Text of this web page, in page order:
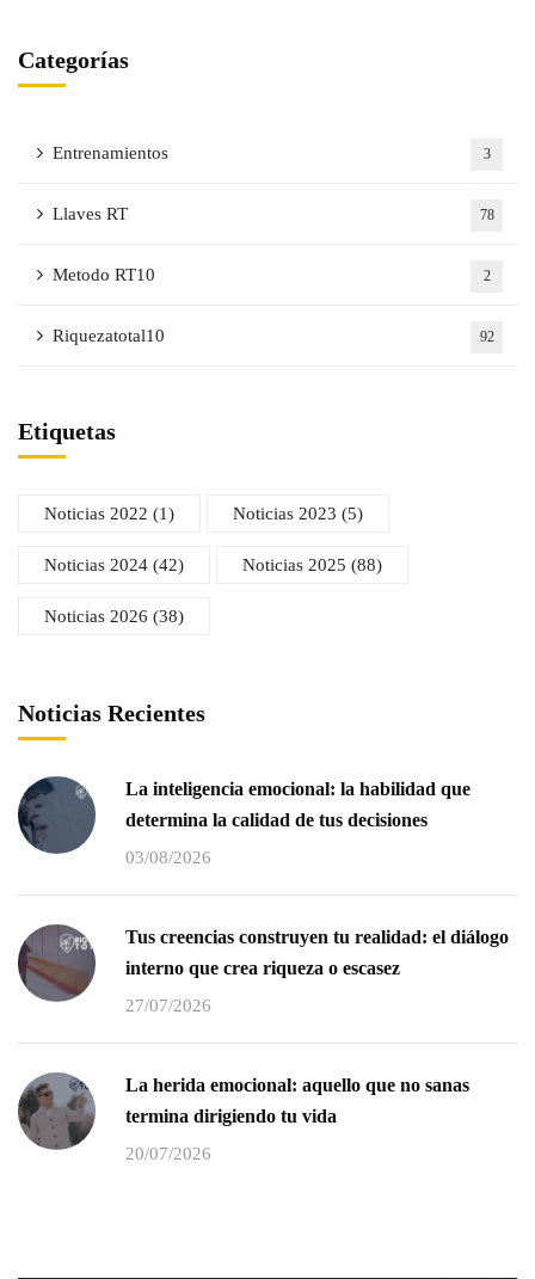
Categorías
Entrenamientos 3
Llaves RT 78
Metodo RT10 2
Riquezatotal10 92
Etiquetas
Noticias 2022 (1) Noticias 2023 (5)
Noticias 2024 (42) Noticias 2025 (88)
Noticias 2026 (38)
Noticias Recientes
La inteligencia emocional: la habilidad que
determina la calidad de tus decisiones
03/08/2026
Tus creencias construyen tu realidad: el diálogo
interno que crea riqueza o escasez
27/07/2026
La herida emocional: aquello que no sanas
termina dirigiendo tu vida
20/07/2026